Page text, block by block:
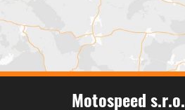
Motospeed s.r.o.